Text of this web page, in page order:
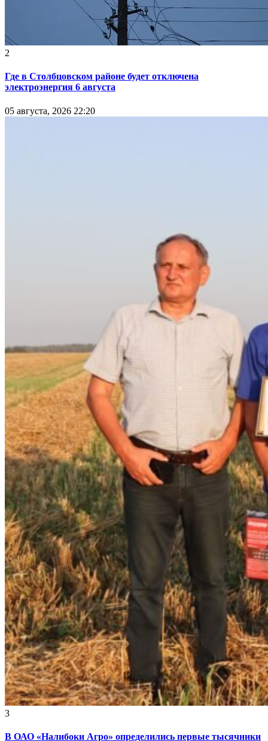
2
Где в Столбцовском районе будет отключена
электроэнергия 6 августа
05 августа, 2026 22:20
3
В ОАО «Налибоки Агро» определились первые тысячники